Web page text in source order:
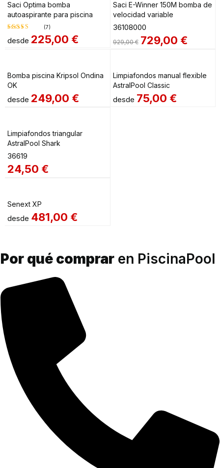
Saci Optima bomba
autoaspirante para piscina
Valorado
(7)
desde 225,00 €
Saci E-Winner 150M bomba de
velocidad variable
36108000
929,00€ 729,00 €
Bomba piscina Kripsol Ondina
OK
desde 249,00 €
Limpiafondos manual flexible
AstralPool Classic
desde 75,00 €
Limpiafondos triangular
AstralPool Shark
36619
24,50 €
Senext XP
desde 481,00 €
Por qué comprar en PiscinaPool